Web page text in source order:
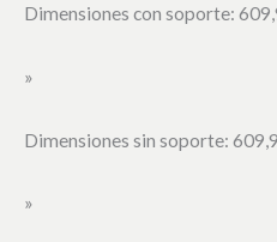
Dimensiones con soporte:
»
Dimensiones sin soporte:
»